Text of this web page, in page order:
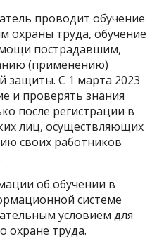
проводит обучение
охраны труда, обучение
пострадавшим,
(применению)
защиты. С 1 марта 2023
и проверять знания
после регистрации в
лиц, осуществляющих
своих работников
об обучении в
системе
условием для
охране труда.